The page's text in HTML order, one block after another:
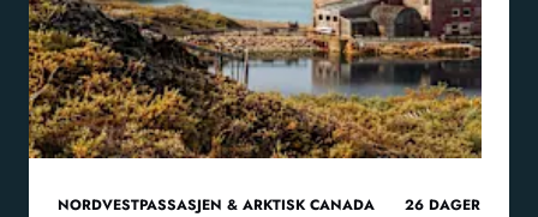
NORDVESTPASSASJEN & ARKTISK CANADA 26 DAGER